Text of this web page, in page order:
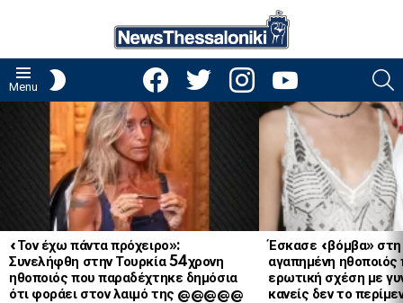
Menu
facebooktwitter instagramyoutube
«Τον έχω πάντα πρόχειρο»:
Συνελήφθη στην Τουρκία 54χρονη
ηθοποιός που παραδέχτηκε δημόσια
ότι φοράει στον λαιμό της @@@@@
Έσκασε «βόμβα»
αγαπημένη
ερωτική σχέση με
κανείς δεν το